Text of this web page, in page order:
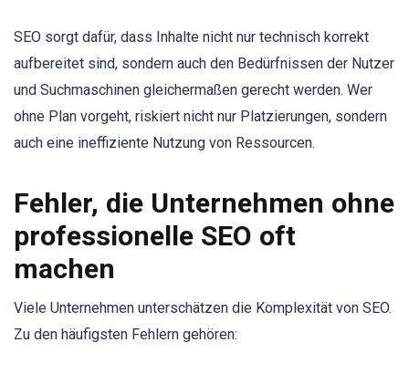
SEO sorgt dafür, dass Inhalte nicht nur technisch korrekt
aufbereitet sind, sondern auch den Bedürfnissen der Nutzer
und Suchmaschinen gleichermaßen gerecht werden. Wer
ohne Plan vorgeht, riskiert nicht nur Platzierungen, sondern
auch eine ineffiziente Nutzung von Ressourcen.
Fehler, die Unternehmen ohne
professionelle SEO oft
machen
Viele Unternehmen unterschätzen die Komplexität von SEO.
Zu den häufigsten Fehlern gehören: